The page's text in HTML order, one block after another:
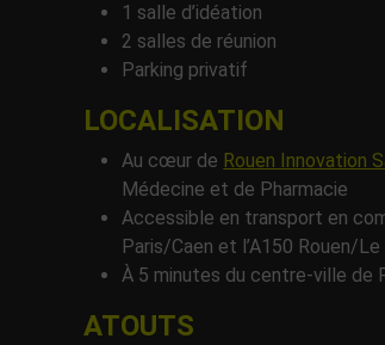
1 salle d’idéation
2 salles de réunion
Parking privatif
LOCALISATION
Au cœur de Rouen Innovation
Médecine et de Pharmacie
Accessible en transport en
Paris/Caen et l’A150 Rouen/Le
À 5 minutes du centre-ville de
ATOUTS